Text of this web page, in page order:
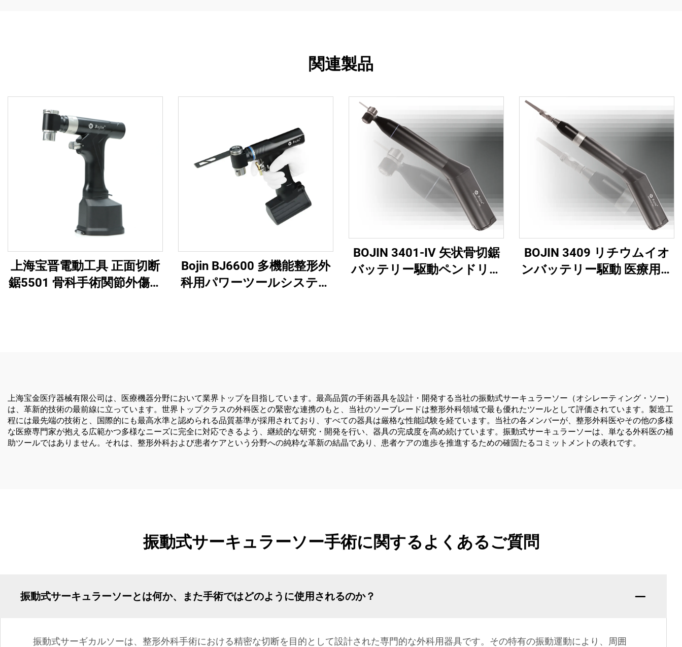
関連製品
上海宝晋電動工具 正面切断
鋸5501 骨科手術関節外傷用
Bojin BJ6600 多機能整形外
科用パワーツールシステム
BOJIN 3401-IV 矢状骨切鋸
バッテリー駆動ペンドリル
BOJIN 3409 リチウムイオ
ンバッテリー駆動 医療用電
上海宝金医疗器械有限公司は、医療機器分野において業界トップを目指しています。最高品質の手術器具を設計・開発する当社の振動式サーキュラーソー（オシレーティング・ソー）
は、革新的技術の最前線に立っています。世界トップクラスの外科医との緊密な連携のもと、当社のソーブレードは整形外科領域で最も優れたツールとして評価されています。製造工
程には最先端の技術と、国際的にも最高水準と認められる品質基準が採用されており、すべての器具は厳格な性能試験を経ています。当社の各メンバーが、整形外科医やその他の多様
な医療専門家が抱える広範かつ多様なニーズに完全に対応できるよう、継続的な研究・開発を行い、器具の完成度を高め続けています。振動式サーキュラーソーは、単なる外科医の補
助ツールではありません。それは、整形外科および患者ケアという分野への純粋な革新の結晶であり、患者ケアの進歩を推進するための確固たるコミットメントの表れです。
振動式サーキュラーソー手術に関するよくあるご質問
振動式サーキュラーソーとは何か、また手術ではどのように使用されるのか？
振動式サーギカルソーは、整形外科手術における精密な切断を目的として設計された専門的な外科用器具です。その特有の振動運動により、周囲